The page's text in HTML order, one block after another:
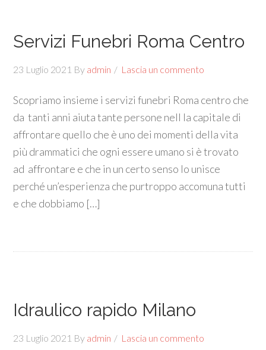
Servizi Funebri Roma Centro
23 Luglio 2021 By admin Lascia un commento
Scopriamo insieme i servizi funebri Roma centro che
da tanti anni aiuta tante persone nell la capitale di
affrontare quello che è uno dei momenti della vita
più drammatici che ogni essere umano si è trovato
ad affrontare e che in un certo senso lo unisce
perché un’esperienza che purtroppo accomuna tutti
e che dobbiamo […]
Idraulico rapido Milano
23 Luglio 2021 By admin Lascia un commento